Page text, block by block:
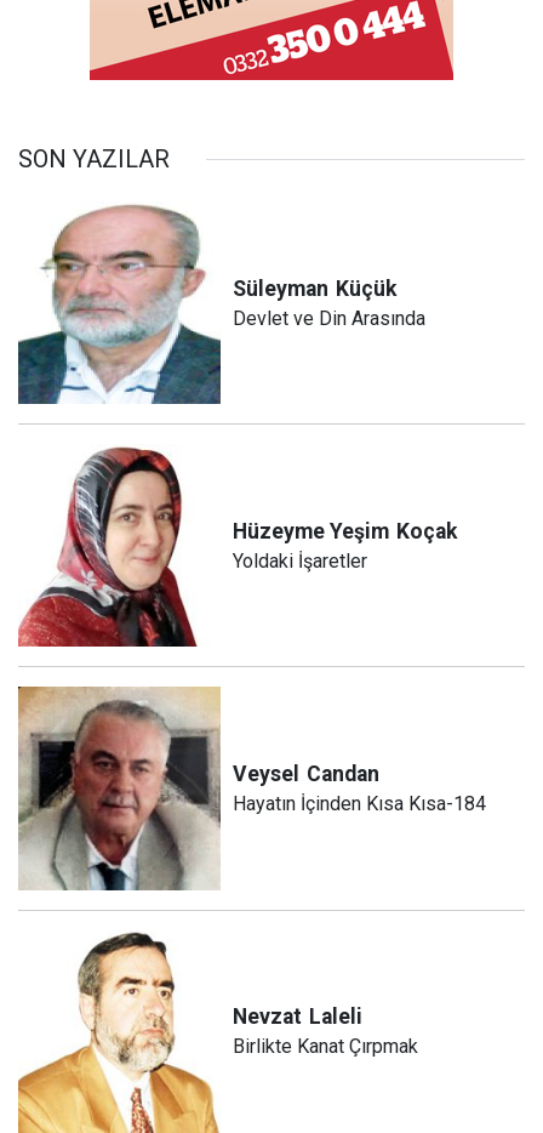
SON YAZILAR
Süleyman Küçük
Devlet ve Din Arasında
Hüzeyme Yeşim Koçak
Yoldaki İşaretler
Veysel Candan
Hayatın İçinden Kısa Kısa-184
Nevzat Laleli
Birlikte Kanat Çırpmak